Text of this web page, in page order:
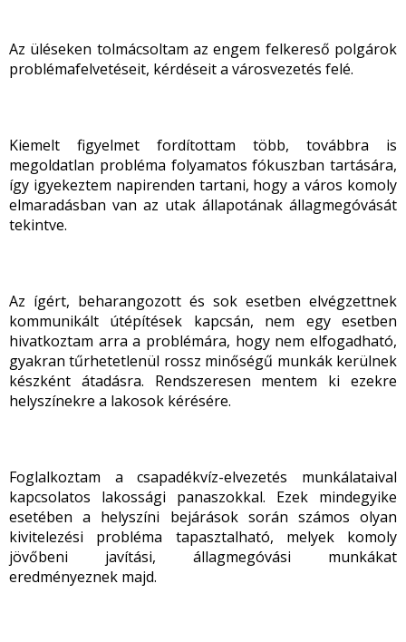
Az üléseken tolmácsoltam az engem felkereső polgárok
problémafelvetéseit, kérdéseit a városvezetés felé.
Kiemelt figyelmet fordítottam több, továbbra is
megoldatlan probléma folyamatos fókuszban tartására,
így igyekeztem napirenden tartani, hogy a város komoly
elmaradásban van az utak állapotának állagmegóvását
tekintve.
Az ígért, beharangozott és sok esetben elvégzettnek
kommunikált útépítések kapcsán, nem egy esetben
hivatkoztam arra a problémára, hogy nem elfogadható,
gyakran tűrhetetlenül rossz minőségű munkák kerülnek
készként átadásra. Rendszeresen mentem ki ezekre
helyszínekre a lakosok kérésére.
Foglalkoztam a csapadékvíz-elvezetés munkálataival
kapcsolatos lakossági panaszokkal. Ezek mindegyike
esetében a helyszíni bejárások során számos olyan
kivitelezési probléma tapasztalható, melyek komoly
jövőbeni javítási, állagmegóvási munkákat
eredményeznek majd.